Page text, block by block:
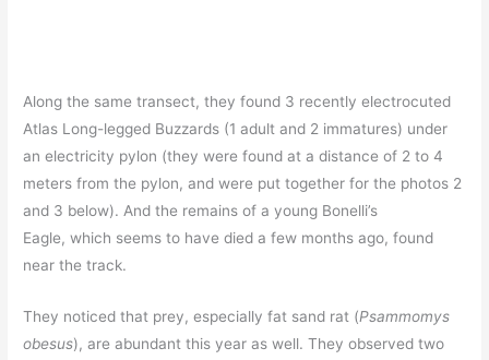
Along the same transect, they found 3 recently electrocuted
Atlas Long-legged Buzzards (1 adult and 2 immatures) under
an electricity pylon (they were found at a distance of 2 to 4
meters from the pylon, and were put together for the photos 2
and 3 below). And the remains of a young Bonelli’s
Eagle, which seems to have died a few months ago, found
near the track.
They noticed that prey, especially fat sand rat (Psammomys
obesus), are abundant this year as well. They observed two